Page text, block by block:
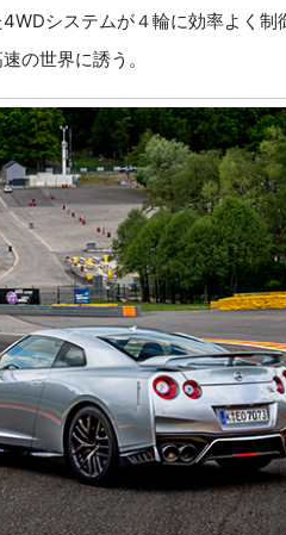
システムが４輪に効率よく制
の世界に誘う。